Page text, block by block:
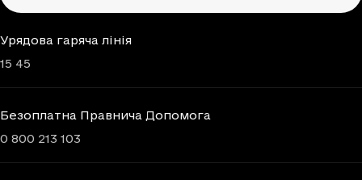
Урядова гаряча лінія
15 45
Безоплатна Правнича Допомога
0 800 213 103